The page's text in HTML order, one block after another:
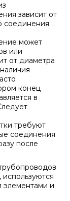
зависит от
соединения
может
или
от диаметра
конец
в
требуют
соединения
после
элементами и